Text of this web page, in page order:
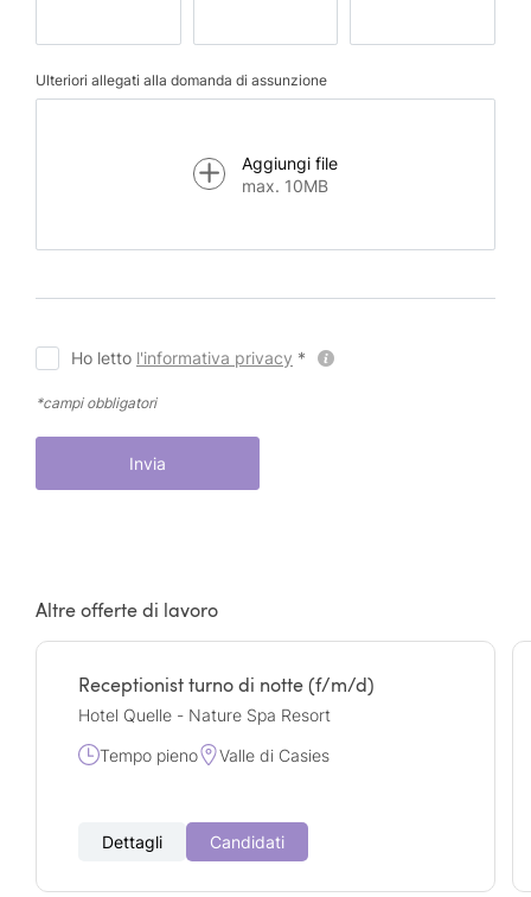
Ulteriori allegati alla domanda di assunzione
Aggiungi file
max. 10MB
Ho letto l'informativa privacy *
*campi obbligatori
Invia
Altre offerte di lavoro
Receptionist turno di notte (f/m/d)
Hotel Quelle - Nature Spa Resort
Tempo pieno
Valle di Casies
Dettagli Candidati